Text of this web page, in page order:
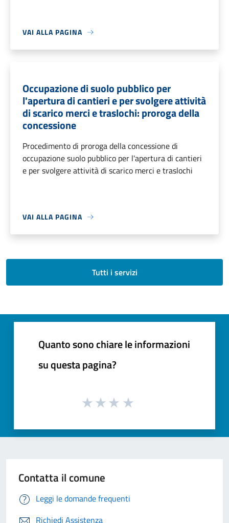
VAI ALLA PAGINA
Occupazione di suolo pubblico per
l'apertura di cantieri e per svolgere attività
di scarico merci e traslochi: proroga della
concessione
Procedimento di proroga della concessione di
occupazione suolo pubblico per l'apertura di cantieri
e per svolgere attività di scarico merci e traslochi
VAI ALLA PAGINA
Tutti i servizi
Quanto sono chiare le informazioni
su questa pagina?
Contatta il comune
Leggi le domande frequenti
Richiedi Assistenza